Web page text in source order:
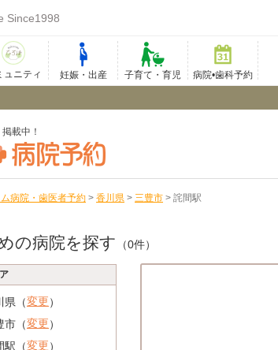
Since1998
ュニティ 妊娠・出産 子育て・育児 病院•歯科予約
載中！
病院・歯医者予約 > 香川県 > 三豊市 > 詫間駅
の病院を探す （0件）
県（変更）
市（変更）
駅（変更）